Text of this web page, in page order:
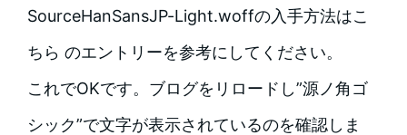
SourceHanSansJP-Light.woffの入手方法はこ
ちら のエントリーを参考にしてください。
これでOKです。ブログをリロードし”源ノ角ゴ
シック”で文字が表示されているのを確認しま